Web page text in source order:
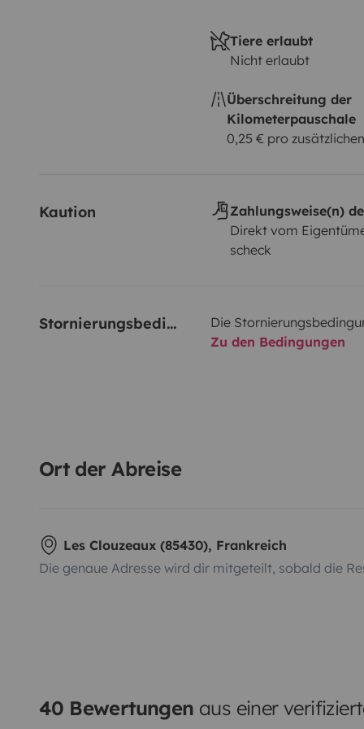
Tiere erlaubt
Nicht erlaubt
Überschreitung der
Kilometerpauschale
0,25 € pro
Kaution
Zahlungsweise(n)
Direkt vom
scheck
Stornierungsbedingungen
Die
Zu den Bedingungen
Ort der Abreise
Les Clouzeaux (85430), Frankreich
Die genaue Adresse wird dir mitgeteilt, sobald die
40 Bewertungen aus einer